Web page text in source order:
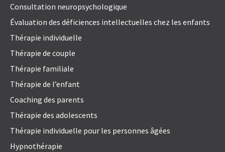
Consultation neuropsychologique
Évaluation des déficiences intellectuelles chez les enfants
Thérapie individuelle
Thérapie de couple
Thérapie familiale
Thérapie de l’enfant
Coaching des parents
Thérapie des adolescents
Thérapie individuelle pour les personnes âgées
Hypnothérapie